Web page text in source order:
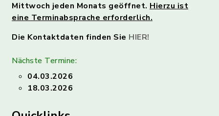
Mittwoch jeden Monats geöffnet. Hierzu ist
eine Terminabsprache erforderlich.
Die Kontaktdaten finden Sie HIER!
Nächste Termine:
04.03.2026
18.03.2026